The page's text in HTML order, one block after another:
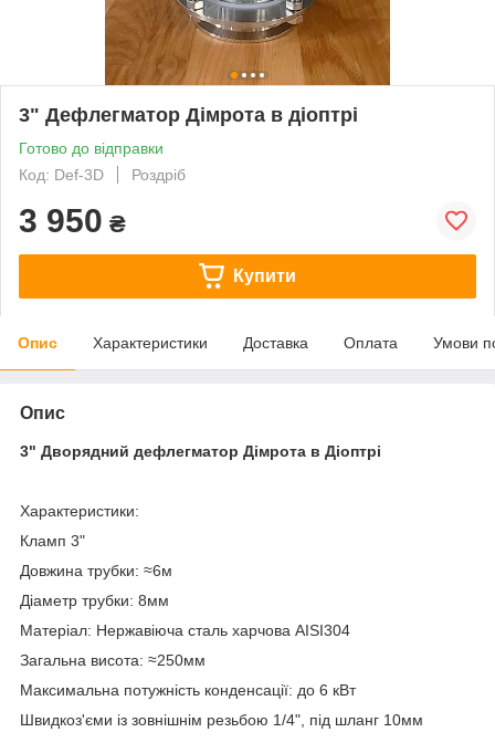
3" Дефлегматор Дімрота в діоптрі
Готово до відправки
Код: Def-3D
Роздріб
3 950 ₴
Купити
Опис Характеристики Доставка Оплата Умови
Опис
3" Дворядний дефлегматор Дімрота в Діоптрі
Характеристики:
Кламп 3"
Довжина трубки: ≈6м
Діаметр трубки: 8мм
Матеріал: Нержавіюча сталь харчова AISI304
Загальна висота: ≈250мм
Максимальна потужність конденсації: до 6 кВт
Швидкоз'єми із зовнішнім резьбою 1/4", під шланг 10мм